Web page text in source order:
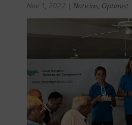
Nov 1, 2022 | Noticias, Optimist